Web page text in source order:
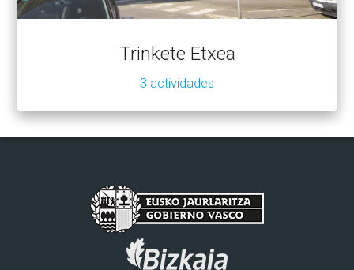
Trinkete Etxea
3 actividades